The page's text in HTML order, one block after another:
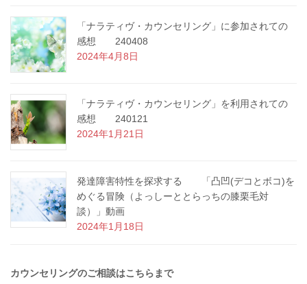
「ナラティヴ・カウンセリング」に参加されての
感想 240408
2024年4月8日
「ナラティヴ・カウンセリング」を利用されての
感想 240121
2024年1月21日
発達障害特性を探求する 「凸凹(デコとボコ)を
めぐる冒険（よっしーととらっちの膝栗毛対
談）」動画
2024年1月18日
カウンセリングのご相談はこちらまで